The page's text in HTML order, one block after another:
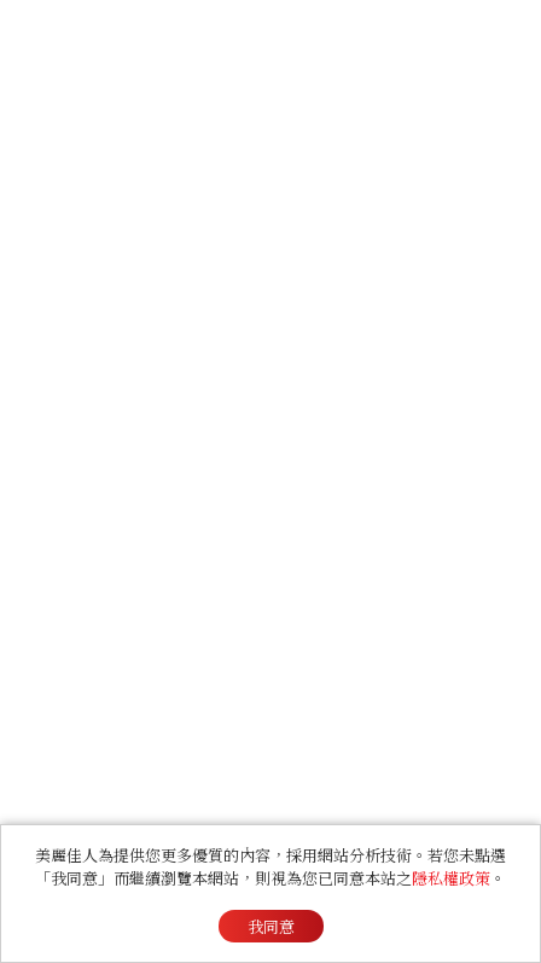
美麗佳人為提供您更多優質的內容，採用網站分析技術。若您未點選
「我同意」而繼續瀏覽本網站，則視為您已同意本站之隱私權政策 。
我同意